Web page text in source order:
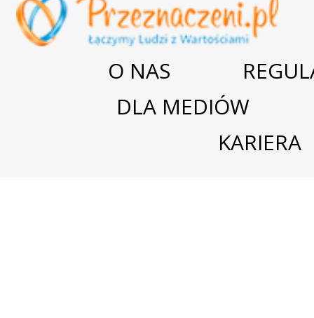
O NAS
DLA MEDIÓW
KARIERA